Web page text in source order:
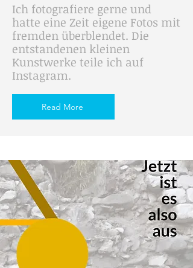
Ich fotografiere gerne und
hatte eine Zeit eigene Fotos mit
fremden überblendet. Die
entstandenen kleinen
Kunstwerke teile ich auf
Instagram.
Read More